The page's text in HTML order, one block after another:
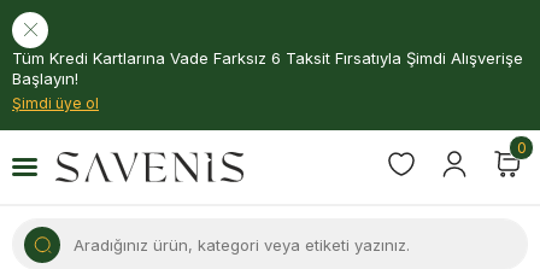
Tüm Kredi Kartlarına Vade Farksız 6 Taksit Fırsatıyla Şimdi Alışverişe
Başlayın!
Şimdi üye ol
0